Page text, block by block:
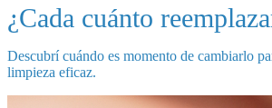
¿Cada cuánto
Descubrí cuándo es momento de cambiarlo
limpieza eficaz.